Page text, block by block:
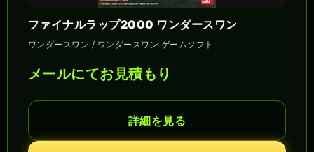
ファイナルラップ2000 ワンダースワン
ワンダースワン / ワンダースワン ゲームソフト
メールにてお見積もり
詳細を見る